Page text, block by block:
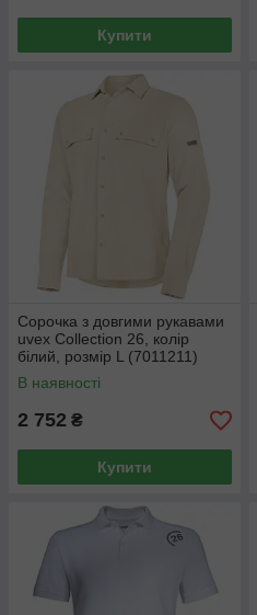
Купити
Сорочка з довгими рукавами
uvex Collection 26, колір
білий, розмір L (7011211)
В наявності
2 752 ₴
Купити